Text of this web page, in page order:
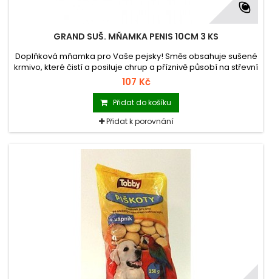
GRAND SUŠ. MŇAMKA PENIS 10CM 3 KS
Doplňková mňamka pro Vaše pejsky! Směs obsahuje sušené
krmivo, které čistí a posiluje chrup a příznivě působí na střevní
trakt.
107 Kč
Přidat do košíku
Přidat k porovnání